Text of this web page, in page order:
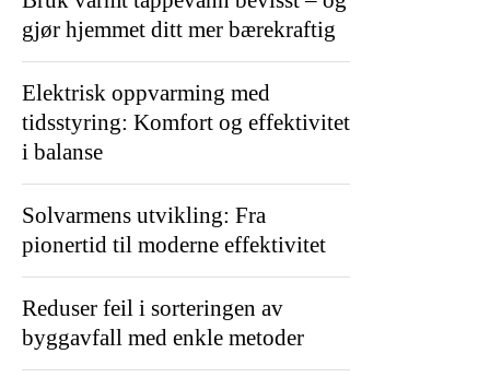
gjør hjemmet ditt mer bærekraftig
Elektrisk oppvarming med
tidsstyring: Komfort og effektivitet
i balanse
Solvarmens utvikling: Fra
pionertid til moderne effektivitet
Reduser feil i sorteringen av
byggavfall med enkle metoder